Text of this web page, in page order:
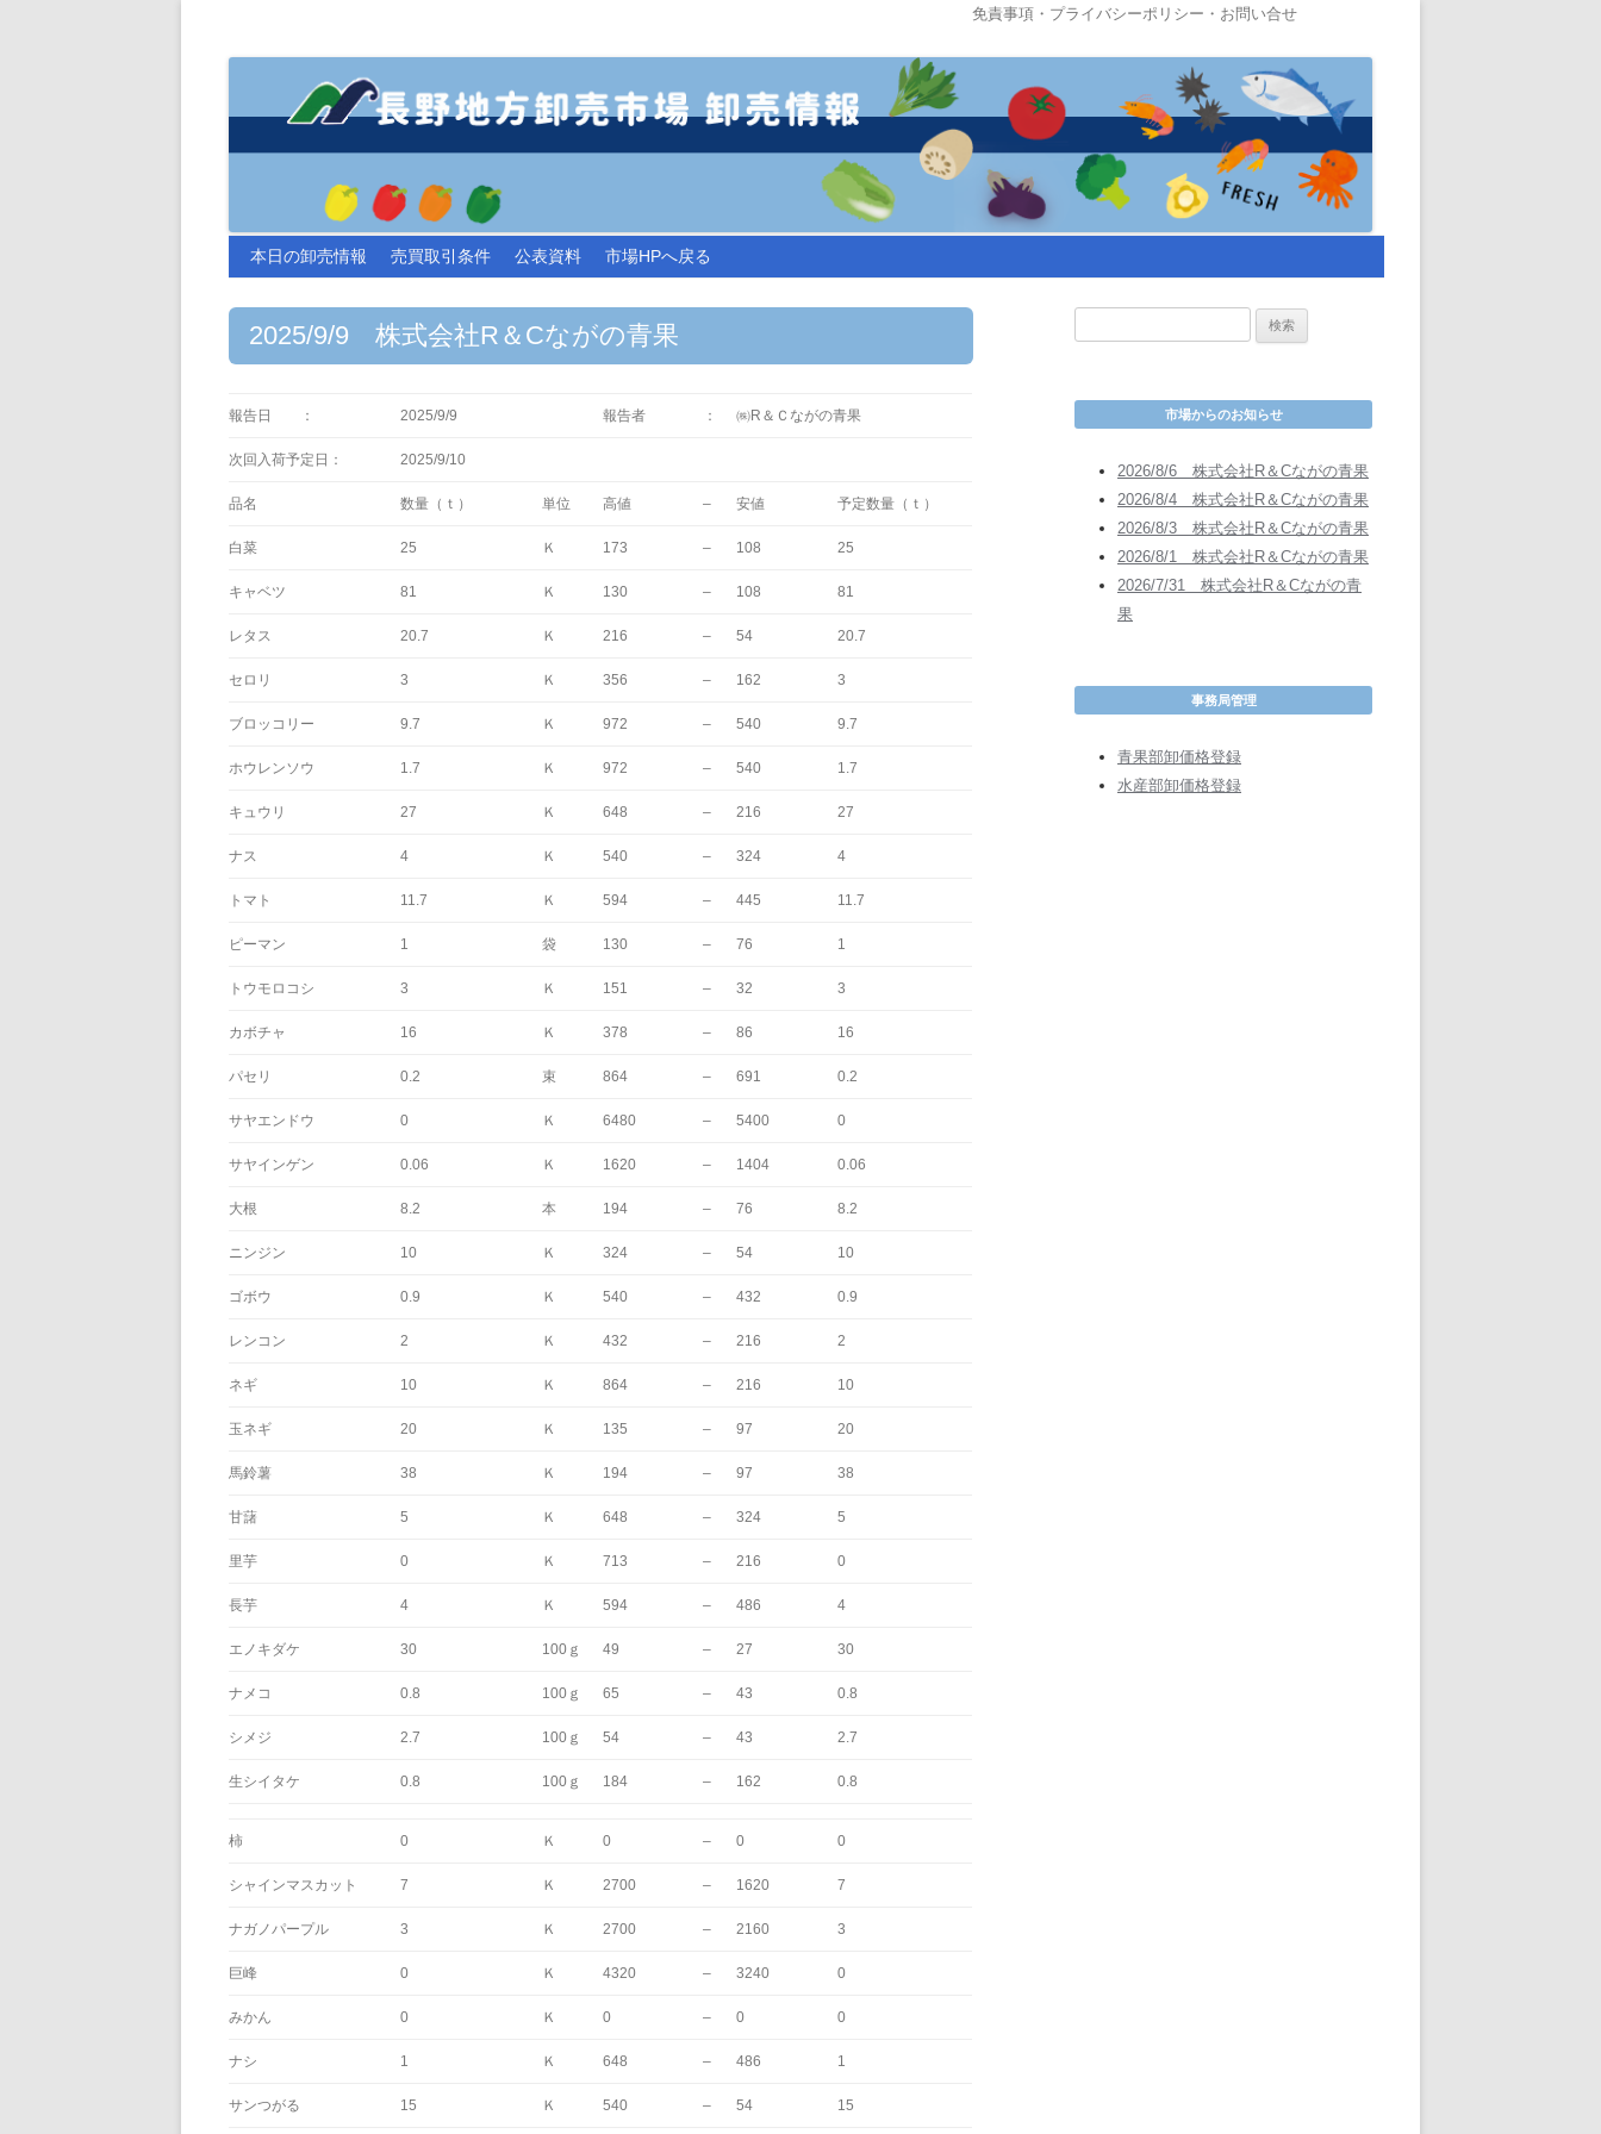
免責事項・プライバシーポリシー・お問い合せ
テ
ツ
本日の卸売情報 売買取引条件 公表資料 市場HPへ戻る
2025/9/9 株式会社R＆Cながの青果
報告日 ： 2025/9/9 報告者 ： ㈱R＆Ｃながの青果
次回入荷予定日： 2025/9/10
品名 数量（ｔ） 単位 高値 – 安値 予定数量（ｔ）
白菜 25 Ｋ 173 – 108 25
キャベツ 81 Ｋ 130 – 108 81
レタス 20.7 Ｋ 216 – 54 20.7
セロリ 3 Ｋ 356 – 162 3
ブロッコリー 9.7 Ｋ 972 – 540 9.7
ホウレンソウ 1.7 Ｋ 972 – 540 1.7
キュウリ 27 Ｋ 648 – 216 27
ナス 4 Ｋ 540 – 324 4
トマト 11.7 Ｋ 594 – 445 11.7
ピーマン 1 袋 130 – 76 1
トウモロコシ 3 Ｋ 151 – 32 3
カボチャ 16 Ｋ 378 – 86 16
パセリ 0.2 束 864 – 691 0.2
サヤエンドウ 0 Ｋ 6480 – 5400 0
サヤインゲン 0.06 Ｋ 1620 – 1404 0.06
大根 8.2 本 194 – 76 8.2
ニンジン 10 Ｋ 324 – 54 10
ゴボウ 0.9 Ｋ 540 – 432 0.9
レンコン 2 Ｋ 432 – 216 2
ネギ 10 Ｋ 864 – 216 10
玉ネギ 20 Ｋ 135 – 97 20
馬鈴薯 38 Ｋ 194 – 97 38
甘藷 5 Ｋ 648 – 324 5
里芋 0 Ｋ 713 – 216 0
長芋 4 Ｋ 594 – 486 4
エノキダケ 30 100ｇ 49 – 27 30
ナメコ 0.8 100ｇ 65 – 43 0.8
シメジ 2.7 100ｇ 54 – 43 2.7
生シイタケ 0.8 100ｇ 184 – 162 0.8
柿 0 Ｋ 0 – 0 0
シャインマスカット 7 Ｋ 2700 – 1620 7
ナガノパープル 3 Ｋ 2700 – 2160 3
巨峰 0 Ｋ 4320 – 3240 0
みかん 0 Ｋ 0 – 0 0
ナシ 1 Ｋ 648 – 486 1
サンつがる 15 Ｋ 540 – 54 15
市場からのお知らせ
2026/8/6 株式会社R＆Cながの青果
2026/8/4 株式会社R＆Cながの青果
2026/8/3 株式会社R＆Cながの青果
2026/8/1 株式会社R＆Cながの青果
2026/7/31 株式会社R＆Cながの青
果
事務局管理
青果部卸価格登録
水産部卸価格登録